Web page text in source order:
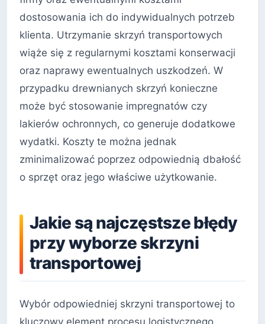
dostosowania ich do indywidualnych potrzeb
klienta. Utrzymanie skrzyń transportowych
wiąże się z regularnymi kosztami konserwacji
oraz naprawy ewentualnych uszkodzeń. W
przypadku drewnianych skrzyń konieczne
może być stosowanie impregnatów czy
lakierów ochronnych, co generuje dodatkowe
wydatki. Koszty te można jednak
zminimalizować poprzez odpowiednią dbałość
o sprzęt oraz jego właściwe użytkowanie.
Jakie są najczęstsze błędy
przy wyborze skrzyni
transportowej
Wybór odpowiedniej skrzyni transportowej to